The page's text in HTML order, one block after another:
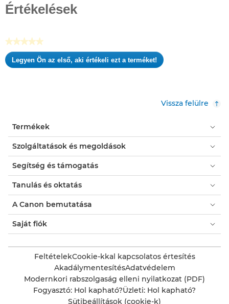
elérhető
Értékelések
★★★★★
Nincs
értékelési
Legyen Ön az első, aki értékeli ezt a terméket!
.
nyitni
egy
modális
párbeszédpanelt.
Vissza felülre
Termékek
Szolgáltatások és megoldások
Segítség és támogatás
Tanulás és oktatás
A Canon bemutatása
Saját fiók
FeltételekCookie-kkal kapcsolatos értesítés
AkadálymentesítésAdatvédelem
Modernkori rabszolgaság elleni nyilatkozat (PDF)
Fogyasztó: Hol kapható?Üzleti: Hol kapható?
Sütibeállítások (cookie-k)